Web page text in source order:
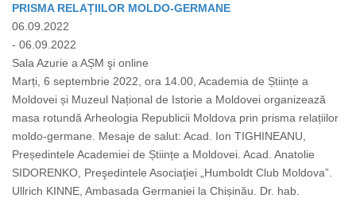
PRISMA RELAȚIILOR MOLDO-GERMANE
06.09.2022
- 06.09.2022
Sala Azurie a AȘM şi online
Marți, 6 septembrie 2022, ora 14.00, Academia de Științe a
Moldovei și Muzeul Național de Istorie a Moldovei organizează
masa rotundă Arheologia Republicii Moldova prin prisma relațiilor
moldo-germane. Mesaje de salut: Acad. Ion TIGHINEANU,
Președintele Academiei de Științe a Moldovei. Acad. Anatolie
SIDORENKO, Preşedintele Asociaţiei „Humboldt Club Moldova”.
Ullrich KINNE, Ambasada Germaniei la Chișinău. Dr. hab.